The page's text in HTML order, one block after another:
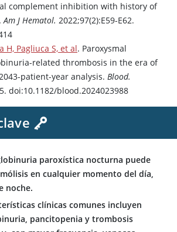
complement inhibition with history of
Am J Hematol. 2022;97(2):E59-E62.
H, Pagliuca S, et al. Paroxysmal
related thrombosis in the era of
patient-year analysis. Blood.
doi:10.1182/blood.2024023988
paroxística nocturna puede
en cualquier momento del día,
noche.
clínicas comunes incluyen
pancitopenia y trombosis